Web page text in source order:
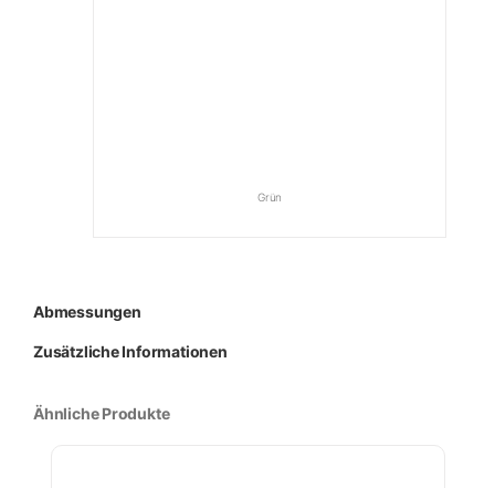
Grün
Abmessungen
Zusätzliche Informationen
Ähnliche Produkte